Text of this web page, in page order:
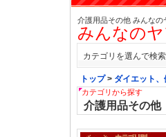
介護用品その他 みんなの
みんなの
カテゴリを選んで検索
トップ> ダイエット
カテゴリから探す
介護用品その他